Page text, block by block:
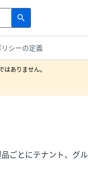
search
Search
シーの定義
ありません。
ごとにテナント、グル